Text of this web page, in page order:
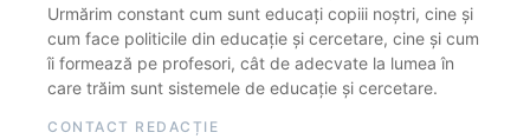
Urmărim constant cum sunt educați copiii noștri, cine și
cum face politicile din educație și cercetare, cine și cum
îi formează pe profesori, cât de adecvate la lumea în
care trăim sunt sistemele de educație și cercetare.
CONTACT REDACȚIE